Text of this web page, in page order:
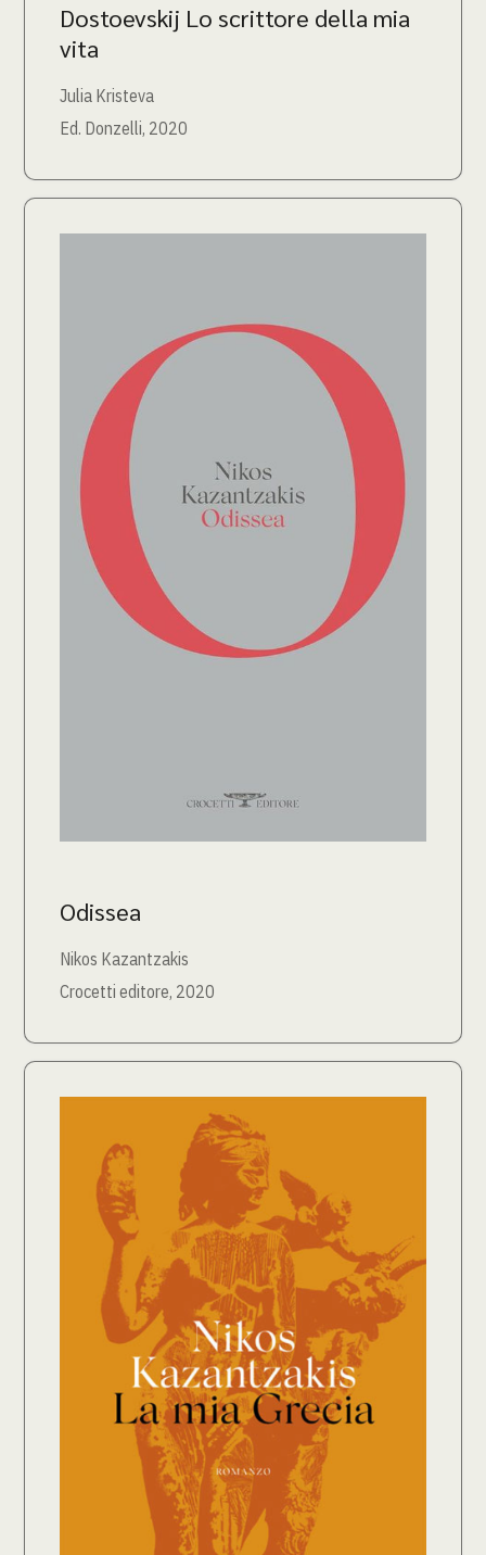
Dostoevskij Lo scrittore della mia
vita
Julia Kristeva
Ed. Donzelli, 2020
Odissea
Nikos Kazantzakis
Crocetti editore, 2020